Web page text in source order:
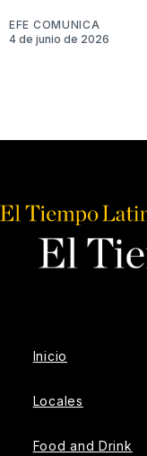
EFE COMUNICA
4 de junio de 2026
Inicio
Locales
Food and Drink